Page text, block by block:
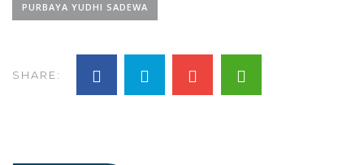
PURBAYA YUDHI SADEWA
SHARE: